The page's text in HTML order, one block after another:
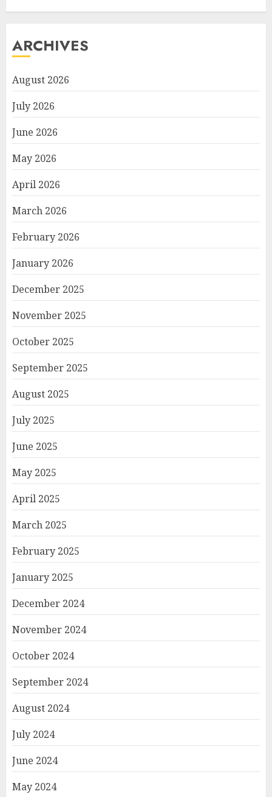
ARCHIVES
August 2026
July 2026
June 2026
May 2026
April 2026
March 2026
February 2026
January 2026
December 2025
November 2025
October 2025
September 2025
August 2025
July 2025
June 2025
May 2025
April 2025
March 2025
February 2025
January 2025
December 2024
November 2024
October 2024
September 2024
August 2024
July 2024
June 2024
May 2024